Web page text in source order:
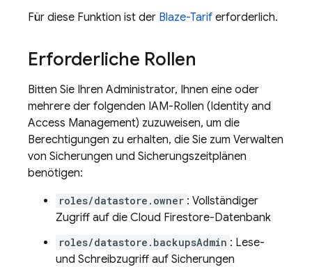
Für diese Funktion ist der Blaze-Tarif erforderlich.
Erforderliche Rollen
Bitten Sie Ihren Administrator, Ihnen eine oder
mehrere der folgenden IAM-Rollen (Identity and
Access Management) zuzuweisen, um die
Berechtigungen zu erhalten, die Sie zum Verwalten
von Sicherungen und Sicherungszeitplänen
benötigen:
roles/datastore.owner : Vollständiger
Zugriff auf die Cloud Firestore-Datenbank
roles/datastore.backupsAdmin : Lese-
und Schreibzugriff auf Sicherungen